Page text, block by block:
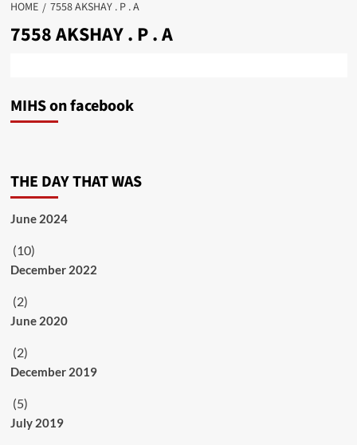
HOME 7558 AKSHAY . P . A
7558 AKSHAY . P . A
MIHS on facebook
THE DAY THAT WAS
June 2024
(10)
December 2022
(2)
June 2020
(2)
December 2019
(5)
July 2019